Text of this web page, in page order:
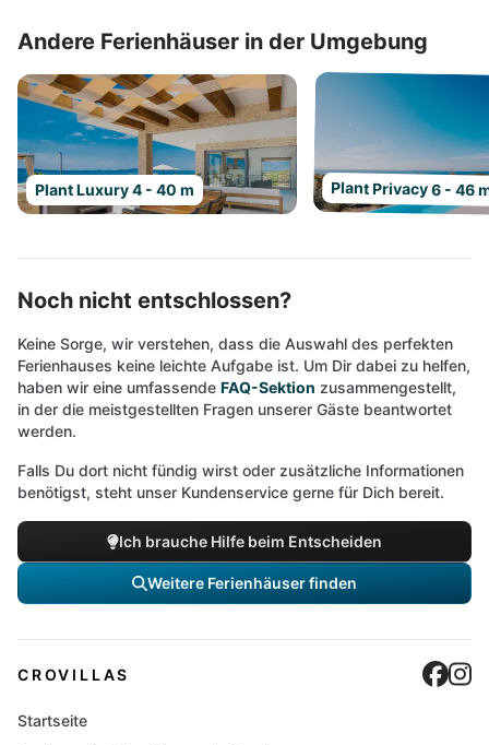
Andere Ferienhäuser in der Umgebung
Plant Luxury 4 - 40 m Plant Privacy 6 - 46
Noch nicht entschlossen?
Keine Sorge, wir verstehen, dass die Auswahl des perfekten
Ferienhauses keine leichte Aufgabe ist. Um Dir dabei zu helfen,
haben wir eine umfassende FAQ-Sektion zusammengestellt,
in der die meistgestellten Fragen unserer Gäste beantwortet
werden.
Falls Du dort nicht fündig wirst oder zusätzliche Informationen
benötigst, steht unser Kundenservice gerne für Dich bereit.
Ich brauche Hilfe beim Entscheiden
Weitere Ferienhäuser finden
CROVILLAS
Startseite